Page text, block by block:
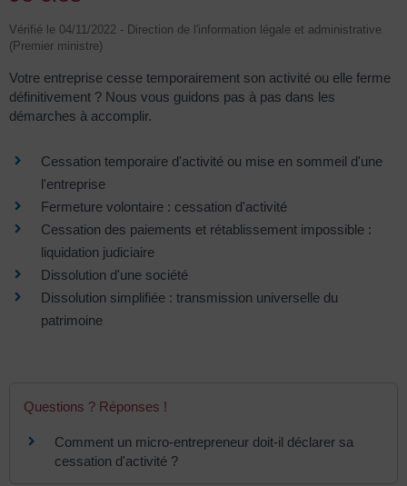
Vérifié le 04/11/2022 - Direction de l'information légale et administrative
(Premier ministre)
Votre entreprise cesse temporairement son activité ou elle ferme
définitivement ? Nous vous guidons pas à pas dans les
démarches à accomplir.
Cessation temporaire d'activité ou mise en sommeil d'une
l'entreprise
Fermeture volontaire : cessation d'activité
Cessation des paiements et rétablissement impossible :
liquidation judiciaire
Dissolution d'une société
Dissolution simplifiée : transmission universelle du
patrimoine
Questions ? Réponses !
Comment un micro-entrepreneur doit-il déclarer sa
cessation d'activité ?